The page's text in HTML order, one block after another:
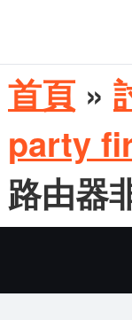
首頁 »
party
路由器